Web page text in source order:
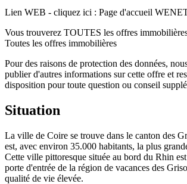
Lien WEB - cliquez ici : Page d'accueil
Vous trouverez TOUTES les offres
Toutes les offres immobilières
Pour des raisons de protection des données,
publier d'autres informations sur cette offre et
disposition pour toute question ou conseil
Situation
La ville de Coire se trouve dans le canton des
est, avec environ 35.000 habitants, la plus
Cette ville pittoresque située au bord du Rhin
porte d'entrée de la région de vacances des
qualité de vie élevée.